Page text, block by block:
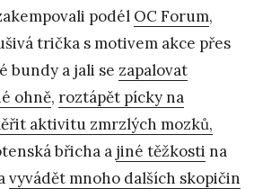
podél OC Forum,
trička s motivem akce přes
bundy a jali se zapalovat
ohně, roztápět pícky na
aktivitu zmrzlých mozků,
břicha a jiné těžkosti na
vyvádět mnoho dalších skopičin